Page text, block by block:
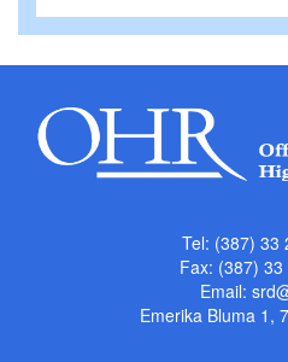
Tel: (387) 33
Fax: (387) 33
Email:
Emerika Bluma 1,